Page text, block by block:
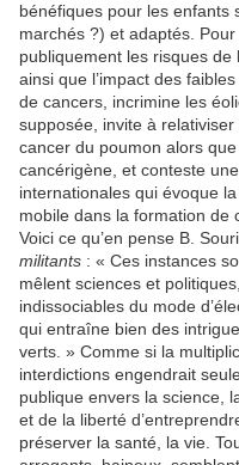
bénéfiques pour les enfants
marchés ?) et adaptés.
publiquement les risques de
ainsi que l’impact des
de cancers, incrimine les
supposée, invite à
cancer du poumon alors
cancérigène, et conteste
internationales qui évoque
mobile dans la formation de
Voici ce qu’en pense B.
militants : « Ces instances
mêlent sciences et
indissociables du mode
qui entraîne bien des
verts. » Comme si la
interdictions engendrait
publique envers la science,
et de la liberté
préserver la santé, la vie.